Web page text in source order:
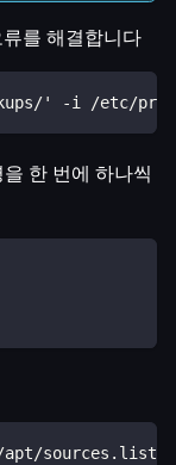
를 해결합니다
' -i /etc/
한 번에 하나씩
apt/